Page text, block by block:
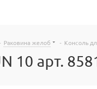
Раковина желоб - Консоль
10 арт.